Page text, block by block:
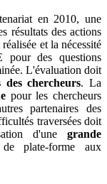
en 2010, une
résultats des actions
et la nécessité
pour des questions
L'évaluation doit
des chercheurs. La
pour les chercheurs
partenaires des
traversées doit
d'une grande
plate-forme aux